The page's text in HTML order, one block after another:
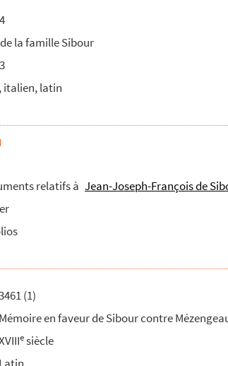
des habitants du Hau...
du comte de Belmei
la famille Sibour
italien, latin
relatifs à Jean-Joseph-François de
(1)
Mémoire en faveur de Sibour contre
esiècle